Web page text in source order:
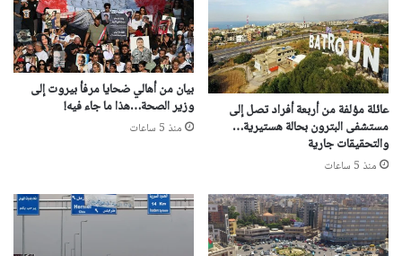
عائلة مؤلفة من أربعة أفراد تصل إلى
مستشفى البترون بحالة هستيرية…
والتحقيقات جارية
منذ 5 ساعات
بيان من أهالي ضحايا مرفأ بيروت إلى
وزير الصحة…هذا ما جاء فيه!
منذ 5 ساعات